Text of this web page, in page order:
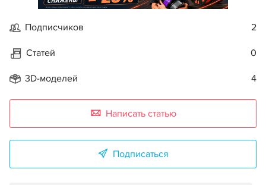
Подписчиков 2
Статей 0
3D-моделей 4
Написать статью
Подписаться